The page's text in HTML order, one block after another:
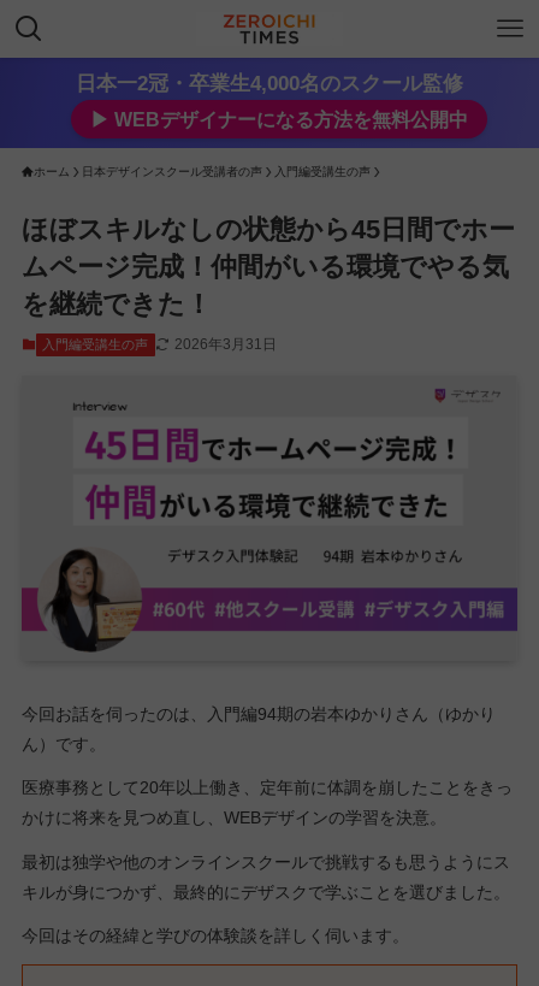
日本一2冠・卒業生4,000名のスクール監修
▶︎ WEBデザイナーになる方法を無料公開中
ホーム 日本デザインスクール受講者の声 入門編受講生の声
ほぼスキルなしの状態から45日間でホー
ムページ完成！仲間がいる環境でやる気
を継続できた！
入門編受講生の声 2026年3月31日
今回お話を伺ったのは、入門編94期の岩本ゆかりさん（ゆかり
ん）です。
医療事務として20年以上働き、定年前に体調を崩したことをきっ
かけに将来を見つめ直し、WEBデザインの学習を決意。
最初は独学や他のオンラインスクールで挑戦するも思うようにス
キルが身につかず、最終的にデザスクで学ぶことを選びました。
今回はその経緯と学びの体験談を詳しく伺います。